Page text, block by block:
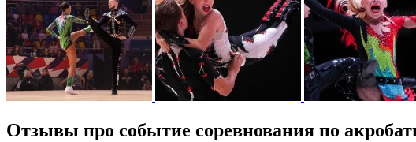
Отзывы про событие соревнования по